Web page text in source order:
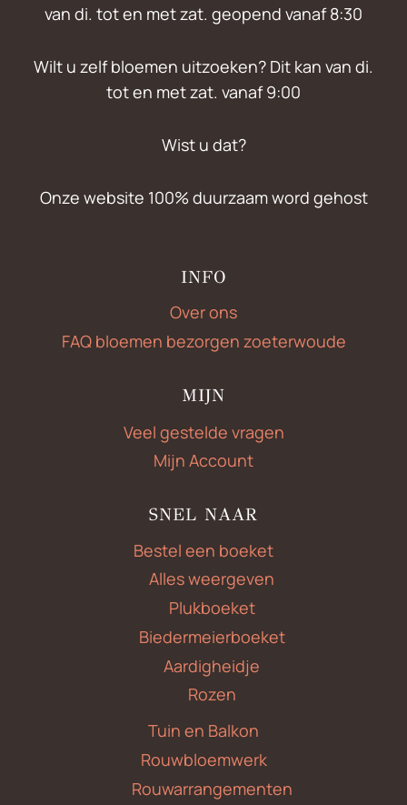
van di. tot en met zat. geopend vanaf 8:30
Wilt u zelf bloemen uitzoeken? Dit kan van di.
tot en met zat. vanaf 9:00
Wist u dat?
Onze website 100% duurzaam word gehost
INFO
Over ons
FAQ bloemen bezorgen zoeterwoude
MIJN
Veel gestelde vragen
Mijn Account
SNEL NAAR
Bestel een boeket
Alles weergeven
Plukboeket
Biedermeierboeket
Aardigheidje
Rozen
Tuin en Balkon
Rouwbloemwerk
Rouwarrangementen